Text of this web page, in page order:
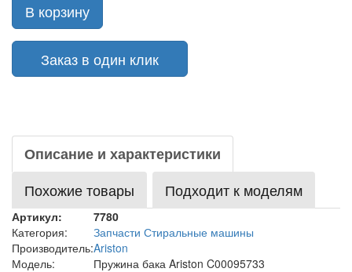
В корзину
Заказ в один клик
Описание и характеристики
Похожие товары
Подходит к моделям
Артикул:
7780
Категория:
Запчасти Стиральные машины
Производитель:Ariston
Модель:
Пружина бака Ariston C00095733